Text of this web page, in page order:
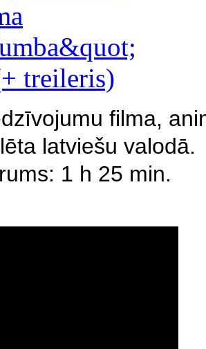
filma,
latviešu valodā.
1 h 25 min.